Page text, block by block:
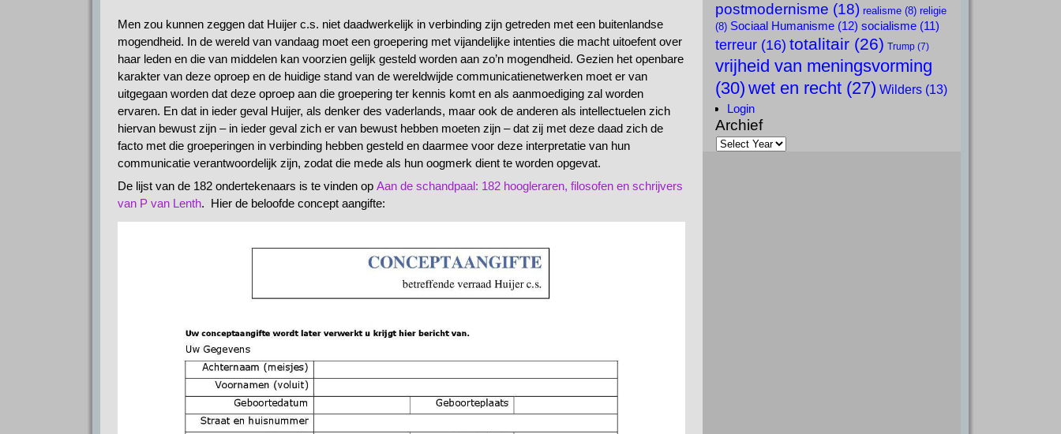
Men zou kunnen zeggen dat Huijer c.s. niet daadwerkelijk in verbinding zijn getreden met een buitenlandse
mogendheid. In de wereld van vandaag moet een groepering met vijandelijke intenties die macht uitoefent over
haar leden en die van middelen kan voorzien gelijk gesteld worden aan zo’n mogendheid. Gezien het openbare
karakter van deze oproep en de huidige stand van de wereldwijde communicatienetwerken moet er van
uitgegaan worden dat deze oproep aan die groepering ter kennis komt en als aanmoediging zal worden
ervaren. En dat in ieder geval Huijer, als denker des vaderlands, maar ook de anderen als intellectuelen zich
hiervan bewust zijn – in ieder geval zich er van bewust hebben moeten zijn – dat zij met deze daad zich de
facto met die groeperingen in verbinding hebben gesteld en daarmee voor deze interpretatie van hun
communicatie verantwoordelijk zijn, zodat die mede als hun oogmerk dient te worden opgevat.
De lijst van de 182 ondertekenaars is te vinden op Aan de schandpaal: 182 hoogleraren, filosofen en schrijvers
van P van Lenth. Hier de beloofde concept aangifte:
postmodernisme (18) realisme (8) religie
(8) Sociaal Humanisme (12) socialisme (11)
terreur (16) totalitair (26) Trump (7)
vrijheid van meningsvorming
(30) wet en recht (27) Wilders (13)
Login
Archief